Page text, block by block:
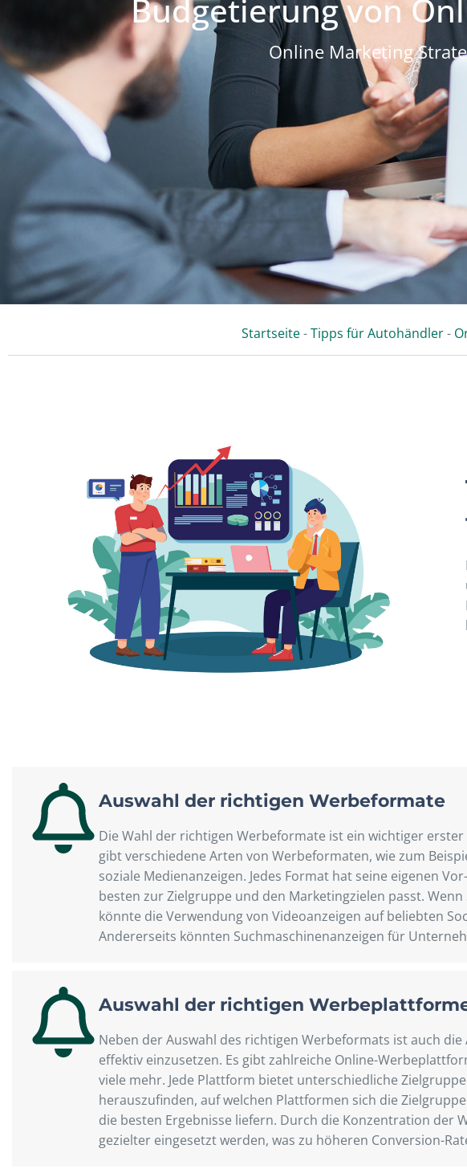
Budgetierung von
Online Marketing
Startseite-Tipps für Autohändler-
Auswahl der richtigen Werbeformate
Die Wahl der richtigen Werbeformate ist ein wichtiger
gibt verschiedene Arten von Werbeformaten, wie zum
soziale Medienanzeigen. Jedes Format hat seine eigenen
besten zur Zielgruppe und den Marketingzielen passt.
könnte die Verwendung von Videoanzeigen auf beliebten
Andererseits könnten Suchmaschinenanzeigen für
Auswahl der richtigen
Neben der Auswahl des richtigen Werbeformats ist auch
effektiv einzusetzen. Es gibt zahlreiche Online-
viele mehr. Jede Plattform bietet unterschiedliche
herauszufinden, auf welchen Plattformen sich die
die besten Ergebnisse liefern. Durch die Konzentration der
gezielter eingesetzt werden, was zu höheren Conversion-